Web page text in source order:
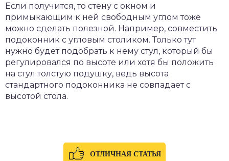
Если получится, то стену с окном и
примыкающим к ней свободным углом тоже
можно сделать полезной. Например, совместить
подоконник с угловым столиком. Только тут
нужно будет подобрать к нему стул, который бы
регулировался по высоте или хотя бы положить
на стул толстую подушку, ведь высота
стандартного подоконника не совпадает с
высотой стола.
ОТЛИЧНАЯ СТАТЬЯ